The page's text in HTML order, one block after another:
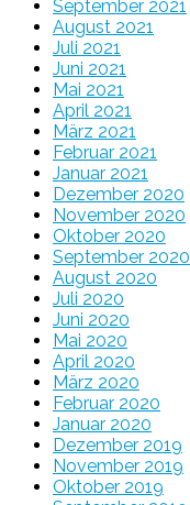
September 2021
August 2021
Juli 2021
Juni 2021
Mai 2021
April 2021
März 2021
Februar 2021
Januar 2021
Dezember 2020
November 2020
Oktober 2020
September 2020
August 2020
Juli 2020
Juni 2020
Mai 2020
April 2020
März 2020
Februar 2020
Januar 2020
Dezember 2019
November 2019
Oktober 2019